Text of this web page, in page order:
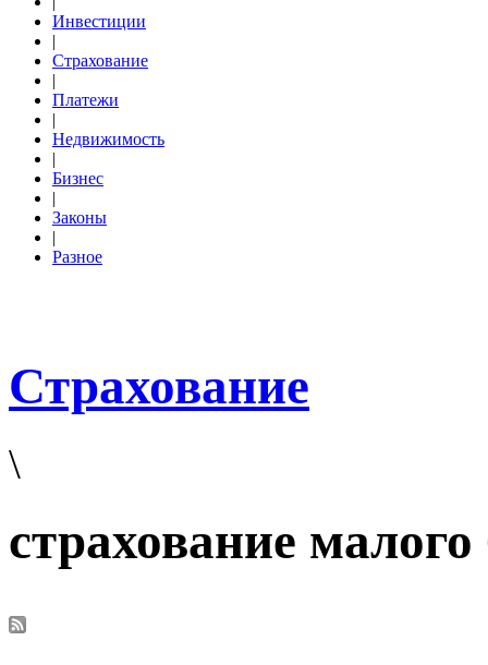
Инвестиции
|
Страхование
|
Платежи
|
Недвижимость
|
Бизнес
|
Законы
|
Разное
Страхование
\
страхование малого